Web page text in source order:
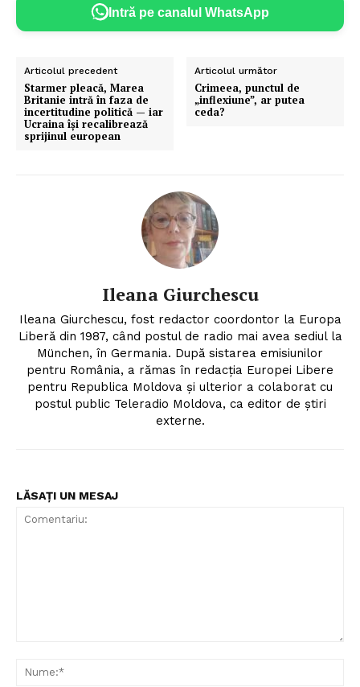
Intră pe canalul WhatsApp
Articolul precedent
Starmer pleacă, Marea
Britanie intră în faza de
incertitudine politică — iar
Ucraina își recalibrează
sprijinul european
Articolul următor
Crimeea, punctul de
„inflexiune”, ar putea
ceda?
Ileana Giurchescu
Ileana Giurchescu, fost redactor coordontor la Europa
Liberă din 1987, când postul de radio mai avea sediul la
München, în Germania. După sistarea emisiunilor
pentru România, a rămas în redacția Europei Libere
pentru Republica Moldova și ulterior a colaborat cu
postul public Teleradio Moldova, ca editor de știri
externe.
LĂSAȚI UN MESAJ